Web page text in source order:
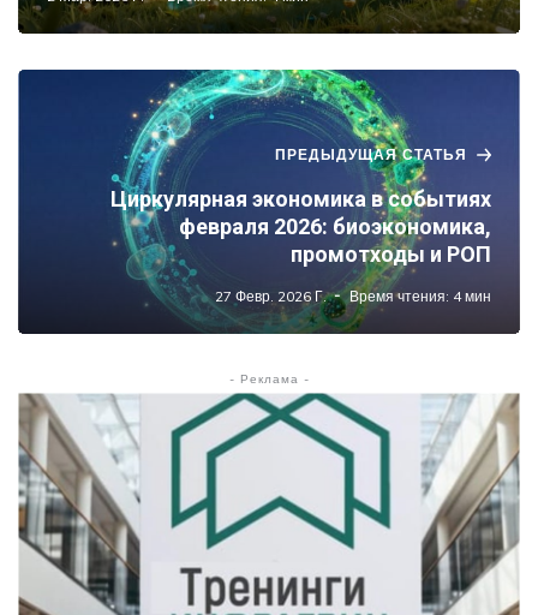
ПРЕДЫДУЩАЯ СТАТЬЯ
Циркулярная экономика в событиях
февраля 2026: биоэкономика,
промотходы и РОП
27 Февр. 2026 Г. Время чтения: 4 мин
- Реклама -